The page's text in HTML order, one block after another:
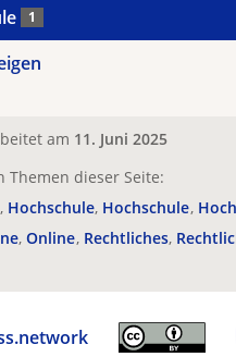
1
am 11. Juni 2025
Themen dieser Seite:
Hochschule Hochschule
Online Rechtliches